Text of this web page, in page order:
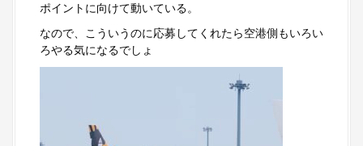
ポイントに向けて動いている。
なので、こういうのに応募してくれたら空港側もいろい
ろやる気になるでしょ